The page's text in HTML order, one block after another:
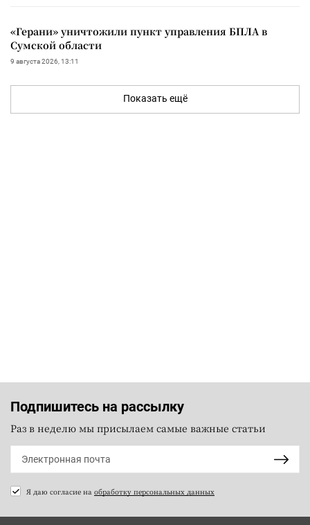
«Герани» уничтожили пункт управления БПЛА в
Сумской области
9 августа 2026, 13:11
Показать ещё
Подпишитесь на рассылку
Раз в неделю мы присылаем самые важные статьи
Я даю согласие на обработку персональных данных